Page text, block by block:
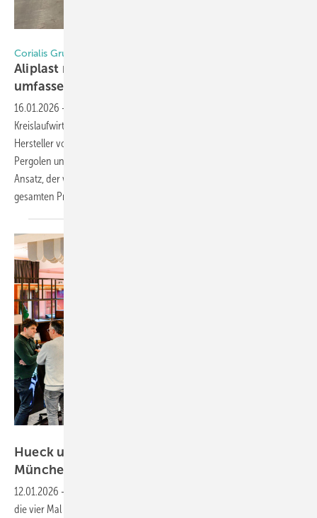
Corialis Gruppe
Aliplast reduziert CO₂-Emissionen durch
umfassende
16.01.2026 -
Kreislaufwirtschaft mit einer Reihe wegweisender Initiativen. Der
Hersteller von Aluminiumprofilen für Fenster, Türen, Wintergärten,
Pergolen und Fassadenverkleidungen verfolgt einen ganzheitlichen
Ansatz, der weit über die reine CO₂-Reduktion hinausgeht und den
gesamten Produktionsprozess umfasst. Hier die
Hueck und Wicona bei der DesignWerkschau in
München
12.01.2026 -
die vier Mal im Jahr in der DesignWerkschau stattfindenden